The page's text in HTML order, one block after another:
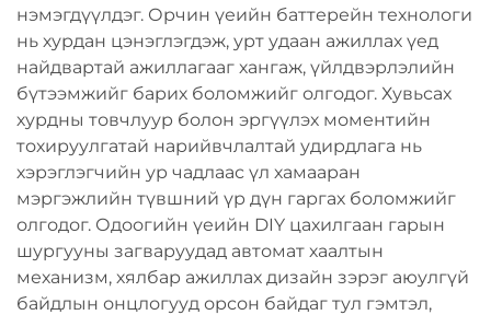
нэмэгдүүлдэг. Орчин үеийн баттерейн технологи
нь хурдан цэнэглэгдэж, урт удаан ажиллах үед
найдвартай ажиллагааг хангаж, үйлдвэрлэлийн
бүтээмжийг барих боломжийг олгодог. Хувьсах
хурдны товчлуур болон эргүүлэх моментийн
тохируулгатай нарийвчлалтай удирдлага нь
хэрэглэгчийн ур чадлаас үл хамааран
мэргэжлийн түвшний үр дүн гаргах боломжийг
олгодог. Одоогийн үеийн DIY цахилгаан гарын
шургууны загваруудад автомат хаалтын
механизм, хялбар ажиллах дизайн зэрэг аюулгүй
байдлын онцлогууд орсон байдаг тул гэмтэл,